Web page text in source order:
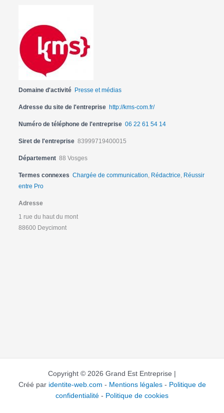
Domaine d'activité Presse et médias
Adresse du site de l'entreprise http://kms-com.fr/
Numéro de téléphone de l'entreprise 06 22 61 54 14
Siret de l'entreprise 83999719400015
Département 88 Vosges
Termes connexes Chargée de communication, Rédactrice, Réussir
entre Pro
Adresse
1 rue du haut du mont
88600 Deycimont
Copyright © 2026 Grand Est Entreprise |
Créé par identite-web.com - Mentions légales- Politique de
confidentialité - Politique de cookies